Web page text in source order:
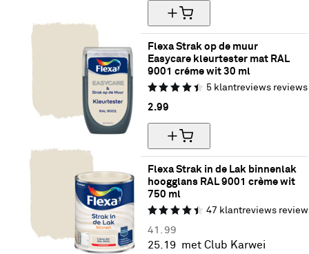
Flexa Strak op de muur
Easycare kleurtester mat RAL
9001 créme wit 30 ml
5 klantreviews reviews
2.99
Flexa Strak in de Lak binnenlak
hoogglans RAL 9001 crème wit
750 ml
47 klantreviews
41. 99
25. 19 met Club Karwei